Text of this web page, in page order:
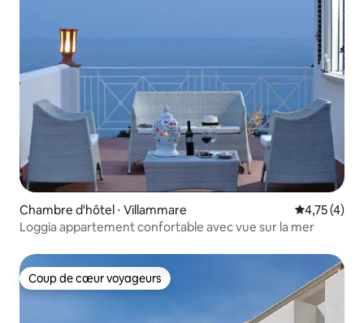
Chambre d'hôtel ⋅ Villammare Évaluation
4,75 (4)
Loggia appartement confortable avec vue sur la mer
Coup de cœur voyageurs
Coup de cœur voyageurs